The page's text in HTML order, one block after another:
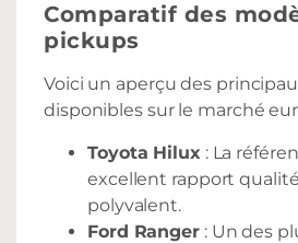
Comparatif des
pickups
Voici un aperçu des
disponibles sur le marché
Toyota Hilux : La
excellent rapport
polyvalent.
Ford Ranger: Un des